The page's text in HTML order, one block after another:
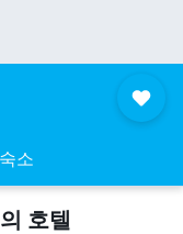
소
호텔